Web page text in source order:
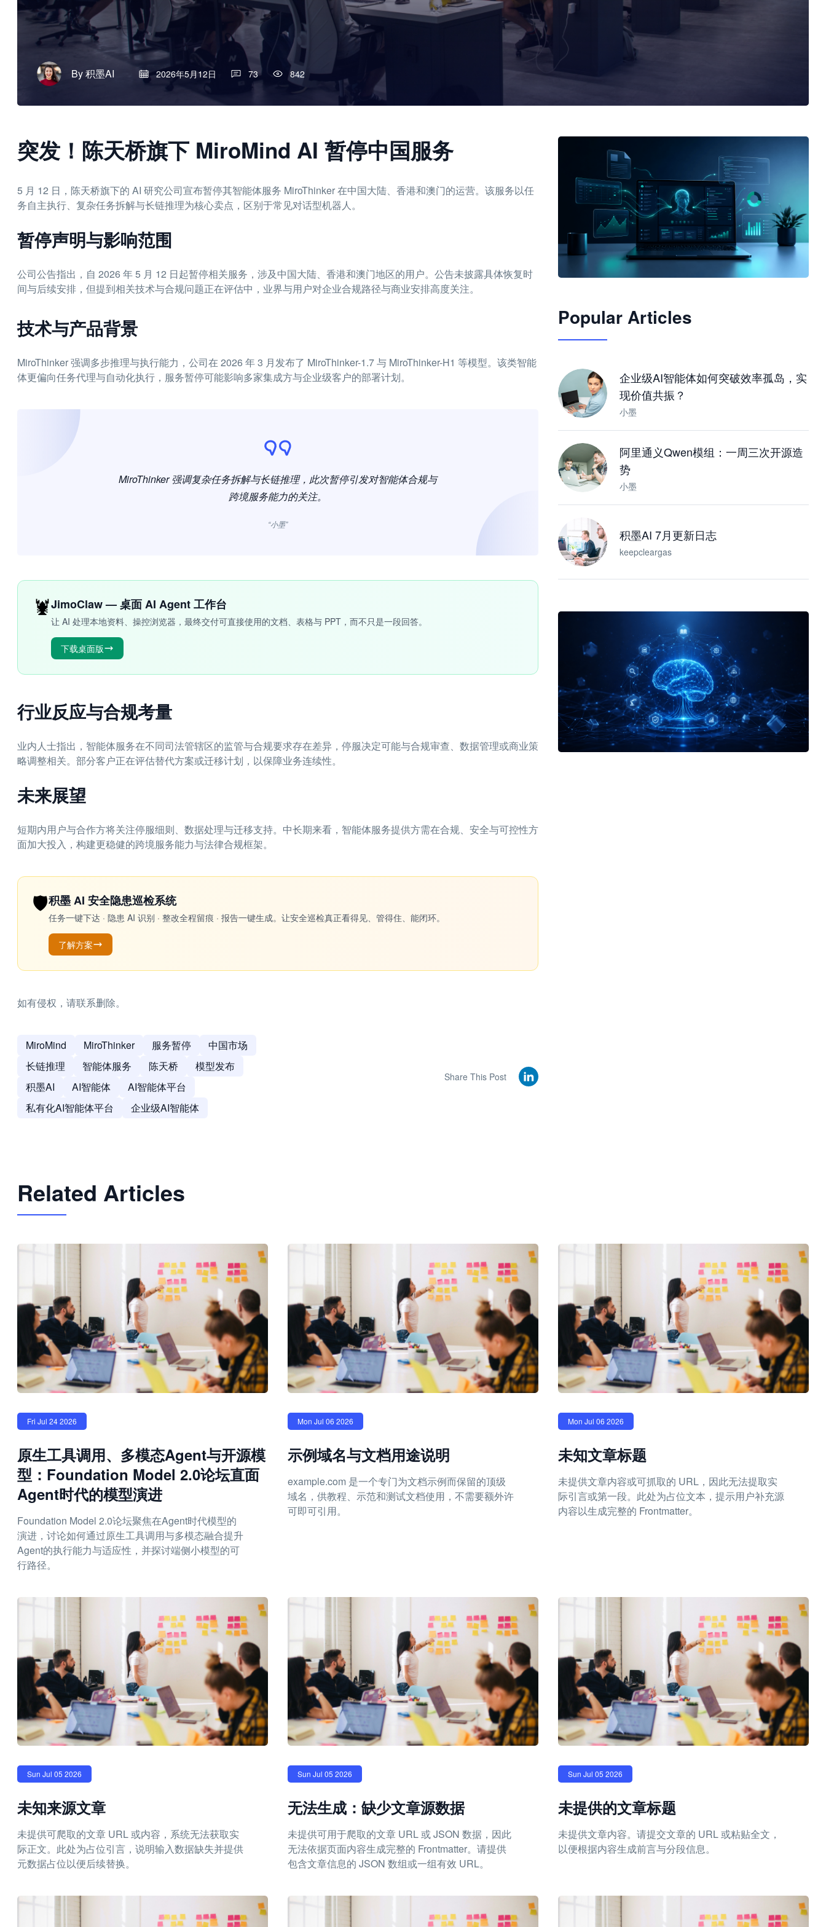
By积墨AI 2026年5月12日 73 842
突发！陈天桥旗下 MiroMind AI 暂停中国服务
5 月 12 日，陈天桥旗下的 AI 研究公司宣布暂停其智能体服务 MiroThinker 在中国大陆、香港和澳门的运营。该服务以任
务自主执行、复杂任务拆解与长链推理为核心卖点，区别于常见对话型机器人。
暂停声明与影响范围
公司公告指出，自 2026 年 5 月 12 日起暂停相关服务，涉及中国大陆、香港和澳门地区的用户。公告未披露具体恢复时
间与后续安排，但提到相关技术与合规问题正在评估中，业界与用户对企业合规路径与商业安排高度关注。
技术与产品背景
MiroThinker 强调多步推理与执行能力，公司在 2026 年 3 月发布了 MiroThinker-1.7 与 MiroThinker-H1 等模型。该类智能
体更偏向任务代理与自动化执行，服务暂停可能影响多家集成方与企业级客户的部署计划。
MiroThinker 强调复杂任务拆解与长链推理，此次暂停引发对智能体合规与
跨境服务能力的关注。
“小墨”
🦞JimoClaw — 桌面 AI Agent 工作台
让 AI 处理本地资料、操控浏览器，最终交付可直接使用的文档、表格与 PPT，而不只是一段回答。
下载桌面版
行业反应与合规考量
业内人士指出，智能体服务在不同司法管辖区的监管与合规要求存在差异，停服决定可能与合规审查、数据管理或商业策
略调整相关。部分客户正在评估替代方案或迁移计划，以保障业务连续性。
未来展望
短期内用户与合作方将关注停服细则、数据处理与迁移支持。中长期来看，智能体服务提供方需在合规、安全与可控性方
面加大投入，构建更稳健的跨境服务能力与法律合规框架。
🛡️积墨 AI 安全隐患巡检系统
任务一键下达 · 隐患 AI 识别 · 整改全程留痕 · 报告一键生成。让安全巡检真正看得见、管得住、能闭环。
了解方案
如有侵权，请联系删除。
MiroMind MiroThinker 服务暂停
中国市场
长链推理
智能体服务 陈天桥
模型发布
积墨AI
AI智能体
AI智能体平台
私有化AI智能体平台
企业级AI智能体
Share This Post
JimoClaw 桌面 AI Agent 工作台
Popular Articles
企业级AI智能体如何突破效率孤岛，实
现价值共振？
小墨
阿里通义Qwen模组：一周三次开源造
势
小墨
积墨AI 7月更新日志
keepcleargas
Related Articles
Fri Jul 24 2026
原生工具调用、多模态Agent与开源模
型：Foundation Model 2.0论坛直面
Agent时代的模型演进
Foundation Model 2.0论坛聚焦在Agent时代模型的
演进，讨论如何通过原生工具调用与多模态融合提升
Agent的执行能力与适应性，并探讨端侧小模型的可
行路径。
Mon Jul 06 2026
示例域名与文档用途说明
example.com 是一个专门为文档示例而保留的顶级
域名，供教程、示范和测试文档使用，不需要额外许
可即可引用。
Mon Jul 06 2026
未知文章标题
未提供文章内容或可抓取的 URL，因此无法提取实
际引言或第一段。此处为占位文本，提示用户补充源
内容以生成完整的 Frontmatter。
Sun Jul 05 2026
未知来源文章
未提供可爬取的文章 URL 或内容，系统无法获取实
际正文。此处为占位引言，说明输入数据缺失并提供
元数据占位以便后续替换。
Sun Jul 05 2026
无法生成：缺少文章源数据
未提供可用于爬取的文章 URL 或 JSON 数据，因此
无法依据页面内容生成完整的 Frontmatter。请提供
包含文章信息的 JSON 数组或一组有效 URL。
Sun Jul 05 2026
未提供的文章标题
未提供文章内容。请提交文章的 URL 或粘贴全文，
以便根据内容生成前言与分段信息。